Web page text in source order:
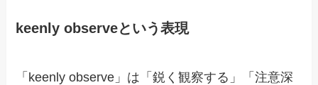
keenly observeという表現
「keenly observe」は「鋭く観察する」「注意深